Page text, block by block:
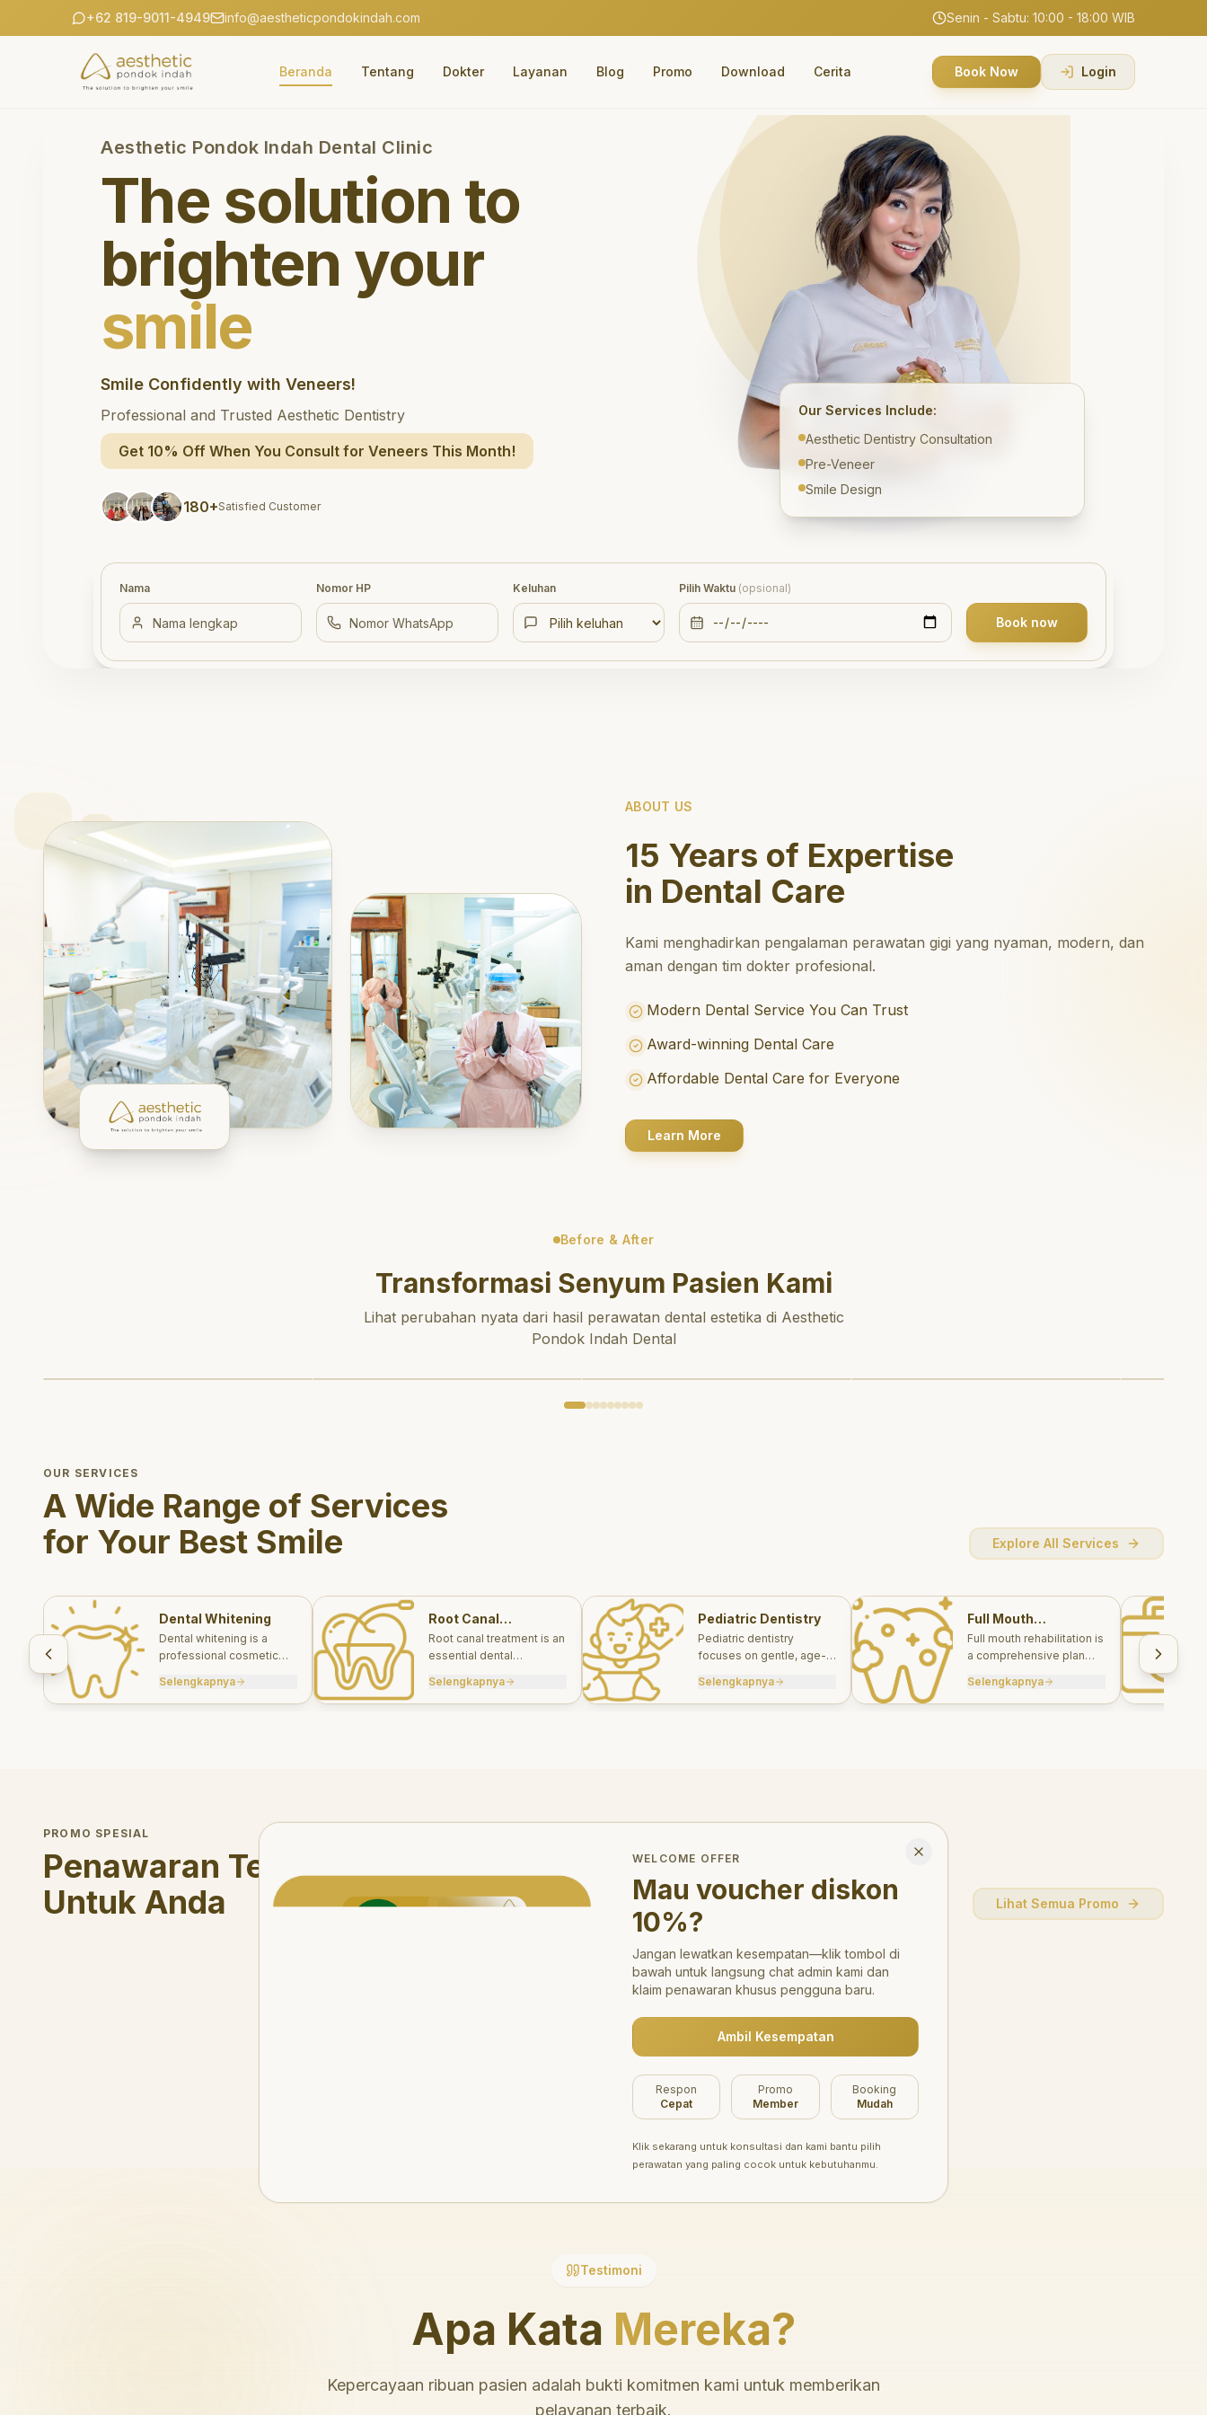
+62 819-9011-4949 info@aestheticpondokindah.com Senin - Sabtu: 10:00 - 18:00 WIB
Beranda Tentang Dokter Layanan Blog Promo Download Cerita Book Now Login
Aesthetic Pondok Indah Dental Clinic
The solution to
brighten your
smile
Smile Confidently with Veneers!
Professional and Trusted Aesthetic Dentistry
Get 10% Off When You Consult for Veneers This Month!
180+Satisfied Customer
Our Services Include:
Aesthetic Dentistry Consultation
Pre-Veneer
Smile Design
Nama Nomor HP Keluhan Pilih Waktu (opsional)
Book now
ABOUT US
15 Years of Expertise
in Dental Care
Kami menghadirkan pengalaman perawatan gigi yang nyaman, modern, dan
aman dengan tim dokter profesional.
Modern Dental Service You Can Trust
Award-winning Dental Care
Affordable Dental Care for Everyone
Learn More
Before & After
Transformasi Senyum Pasien Kami
Lihat perubahan nyata dari hasil perawatan dental estetika di Aesthetic
Pondok Indah Dental
OUR SERVICES
A Wide Range of Services
for Your Best Smile
Explore All Services
Dental Whitening
Dental whitening is a
professional cosmetic
brighten your smile safely
and effectively.
Selengkapnya
Root Canal
Treatments
Root canal treatment is an
essential dental
save a tooth that has
been severely damaged
Selengkapnya
Pediatric Dentistry
Pediatric dentistry
focuses on gentle, age-
for infants, children, and
teens.
Selengkapnya
Full Mouth
Rehabilitations
Full mouth rehabilitation is
a comprehensive plan
aesthetic treatments to
rebuild function, comfort,
Selengkapnya
PROMO SPESIAL
Penawaran Terbatas
Untuk Anda
Lihat Semua Promo
Belum ada promo tersedia saat ini.
Testimoni
Apa Kata Mereka?
Kepercayaan ribuan pasien adalah bukti komitmen kami untuk memberikan
pelayanan terbaik.
Welcome Offer
WELCOME OFFER
Mau voucher diskon
10%?
Jangan lewatkan kesempatan—klik tombol di
bawah untuk langsung chat admin kami dan
klaim penawaran khusus pengguna baru.
Ambil Kesempatan
Respon
Cepat
Promo
Member
Booking
Mudah
Klik sekarang untuk konsultasi dan kami bantu pilih
perawatan yang paling cocok untuk kebutuhanmu.
Close